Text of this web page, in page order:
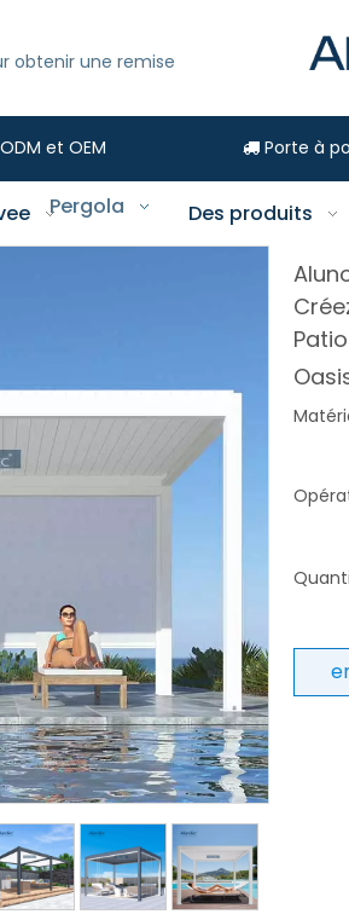
obtenir une remise
ODM et OEM Porte à
Pergola Des produits